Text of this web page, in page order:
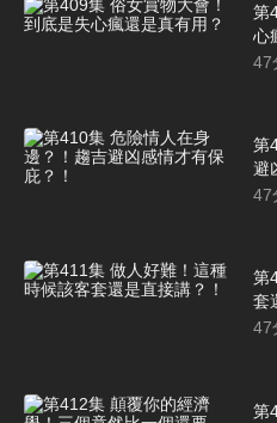
第
心
47
第
避
47
第
套
47
第